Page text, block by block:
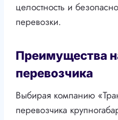
целостность и
перевозки.
Преимущества
перевозчика
Выбирая компанию
перевозчика